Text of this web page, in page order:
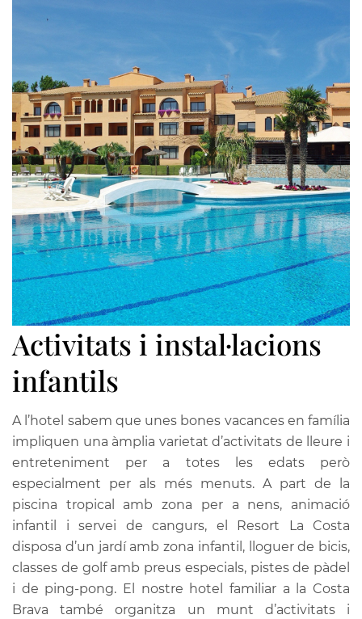
Activitats i instal·lacions
infantils
A l’hotel sabem que unes bones vacances en família
impliquen una àmplia varietat d’activitats de lleure i
entreteniment per a totes les edats però
especialment per als més menuts. A part de la
piscina tropical amb zona per a nens, animació
infantil i servei de cangurs, el Resort La Costa
disposa d’un jardí amb zona infantil, lloguer de bicis,
classes de golf amb preus especials, pistes de pàdel
i de ping-pong. El nostre hotel
familiar a la Costa
Brava també organitza un munt d’activitats i